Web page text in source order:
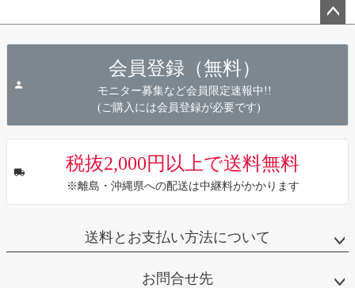
会員登録（無料）
モニター募集など会員限定速報中!!
(ご購入には会員登録が必要です)
税抜2,000円以上で送料無料
※離島・沖縄県への配送は中継料がかかります
送料とお支払い方法について
お問合せ先